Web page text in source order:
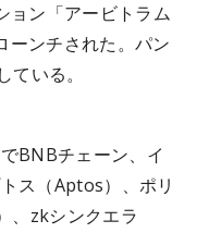
ョン「アービトラム
ンチされた。パン
いる。
BNBチェーン、イ
ス（Aptos）、ポリ
、zkシンクエラ